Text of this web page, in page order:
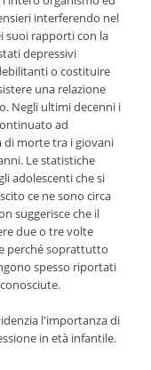
interferendo nel
suoi rapporti con la
depressivi
o costituire
una relazione
Negli ultimi decenni i
ad
di morte tra i giovani
Le statistiche
adolescenti che si
ce ne sono circa
suggerisce che il
due o tre volte
perché soprattutto
spesso riportati
l'importanza di
in età infantile.